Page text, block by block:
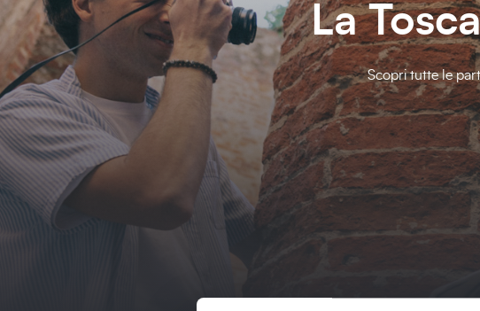
La
Scopri tutte le